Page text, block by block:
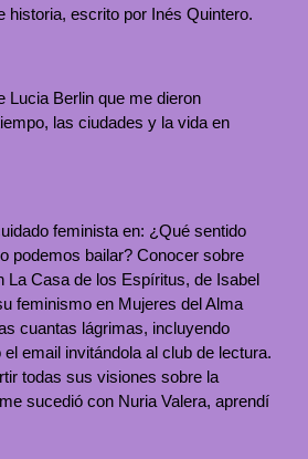
historia, escrito por Inés Quintero.
Lucia Berlin que me dieron
las ciudades y la vida en
feminista en: ¿Qué sentido
podemos bailar? Conocer sobre
La Casa de los Espíritus, de Isabel
feminismo en Mujeres del Alma
cuantas lágrimas, incluyendo
email invitándola al club de lectura.
todas sus visiones sobre la
sucedió con Nuria Valera, aprendí